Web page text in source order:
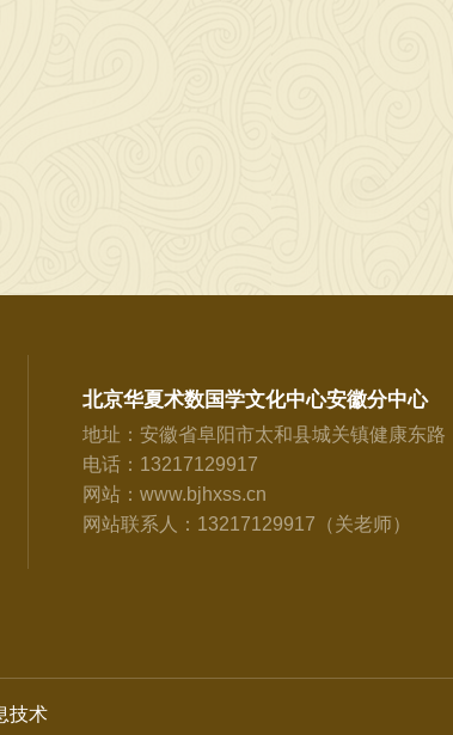
北京华夏术数国学文化中心安徽分中心
地址：安徽省阜阳市太和县城关镇健康东路
电话：13217129917
网站：www.bjhxss.cn
网站联系人：13217129917（关老师）
技术